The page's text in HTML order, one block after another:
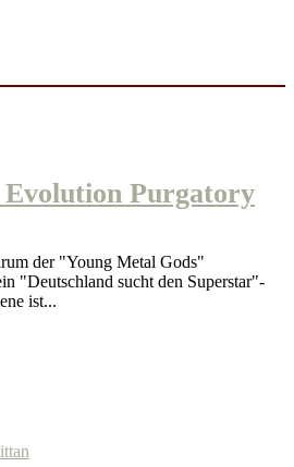
Purgatory
der "Young Metal Gods"
"Deutschland sucht den Superstar"-
ist...